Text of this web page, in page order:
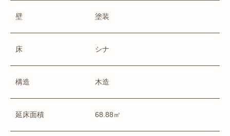
壁 塗装
床 シナ
構造 木造
延床面積 68.88㎡